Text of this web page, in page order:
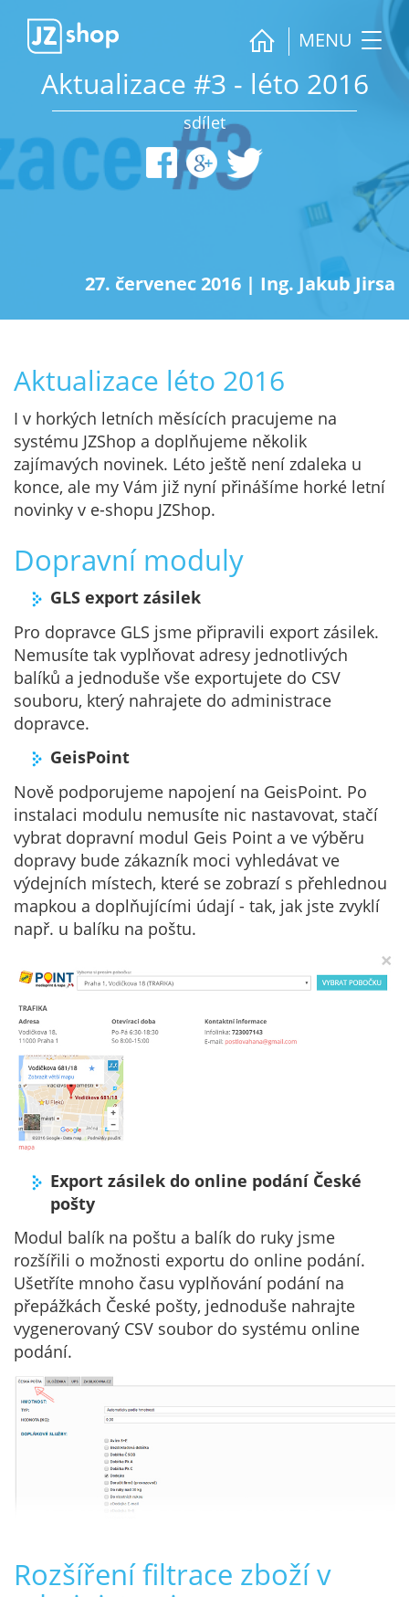
MENU
Aktualizace #3 - léto 2016
sdílet
27. červenec 2016 | Ing. Jakub Jirsa
Aktualizace léto 2016
I v horkých letních měsících pracujeme na
systému JZShop a doplňujeme několik
zajímavých novinek. Léto ještě není zdaleka u
konce, ale my Vám již nyní přinášíme horké letní
novinky v e-shopu JZShop.
Dopravní moduly
GLS export zásilek
Pro dopravce GLS jsme připravili export zásilek.
Nemusíte tak vyplňovat adresy jednotlivých
balíků a jednoduše vše exportujete do CSV
souboru, který nahrajete do administrace
dopravce.
GeisPoint
Nově podporujeme napojení na GeisPoint. Po
instalaci modulu nemusíte nic nastavovat, stačí
vybrat dopravní modul Geis Point a ve výběru
dopravy bude zákazník moci vyhledávat ve
výdejních místech, které se zobrazí s přehlednou
mapkou a doplňujícími údají - tak, jak jste zvyklí
např. u balíku na poštu.
Export zásilek do online podání České
pošty
Modul balík na poštu a balík do ruky jsme
rozšířili o možnosti exportu do online podání.
Ušetříte mnoho času vyplňování podání na
přepážkách České pošty, jednoduše nahrajte
vygenerovaný CSV soubor do systému online
podání.
Rozšíření filtrace zboží v